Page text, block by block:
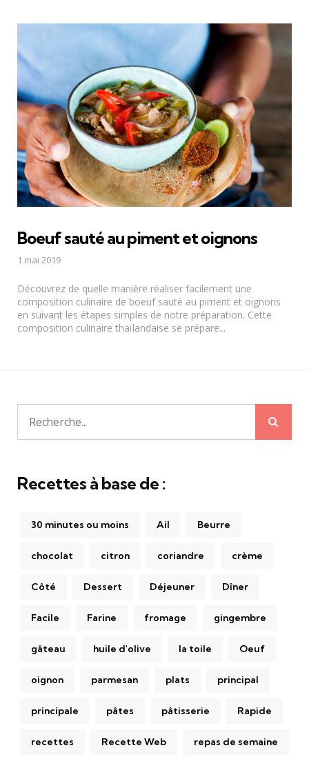
Boeuf sauté au piment et oignons
1 mai 2019
Découvrez de quelle manière réaliser facilement une
composition culinaire de boeuf sauté au piment et oignons
en suivant les étapes simples de notre préparation. Cette
composition culinaire thaïlandaise se prépare...
Recherche
pour:
Recettes à base de :
30 minutes ou moins Ail Beurre
chocolat citron coriandre crème
Côté Dessert Déjeuner Dîner
Facile Farine fromage gingembre
gâteau huile d'olive la toile Oeuf
oignon parmesan plats principal
principale pâtes pâtisserie Rapide
recettes Recette Web repas de semaine